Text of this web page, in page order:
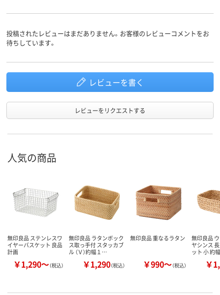
投稿されたレビューはまだありません。お客様のレビューコメントをお
待ちしています。
レビューを書く
レビューをリクエストする
人気の商品
無印良品 ステンレスワ
イヤーバスケット 良品
計画
￥1,290～（税込）
無印良品 ラタンボック
ス取っ手付 スタッカブ
ル （Ｖ）約幅１…
￥1,290（税込）
無印良品 重なるラタン
￥990～（税込）
無印良品
ヤシンス
ット 小 約
￥